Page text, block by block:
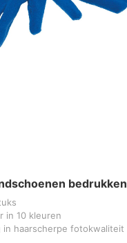
bedrukken
in 10 kleuren
in haarscherpe fotokwaliteit